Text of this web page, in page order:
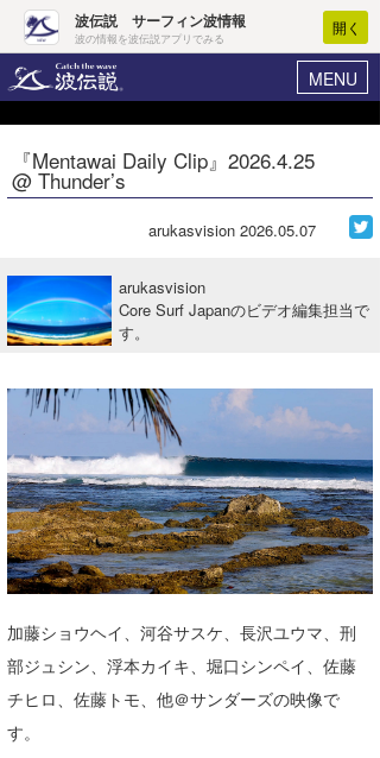
波伝説 サーフィン波情報
波の情報を波伝説アプリでみる
開く
MENU
ヘルプ マイホーム
ログイン
波情報･概況
WAVE HUNTER 波予想ツール
ニュース
サーフィンエリアガイド
会員メニュー
今月のプレゼント
『Mentawai Daily Clip』2026.4.25
@ Thunder’s
arukasvision 2026.05.07
arukasvision
Core Surf Japanのビデオ編集担当で
す。
加藤ショウヘイ、河谷サスケ、長沢ユウマ、刑
部ジュシン、浮本カイキ、堀口シンペイ、佐藤
チヒロ、佐藤トモ、他＠サンダーズの映像で
す。
Core Surf Japan
アート＆エンタメ
トラベル
ショップ情報
ショップ情報
湘南
千葉北
伊豆
千葉南
ウラナミ
お知らせ
その他
ルール＆How to
VOTE!